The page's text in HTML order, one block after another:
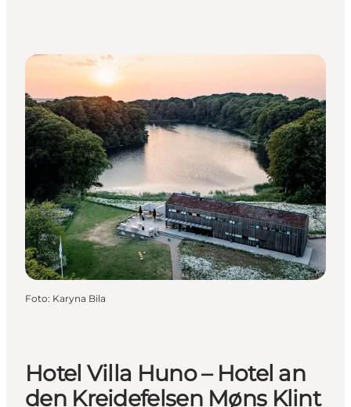
Foto: Karyna Bila
Hotel Villa Huno – Hotel an
den Kreidefelsen Møns Klint